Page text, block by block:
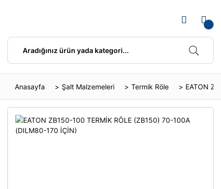
Anasayfa Şalt Malzemeleri Termik Röle EATON